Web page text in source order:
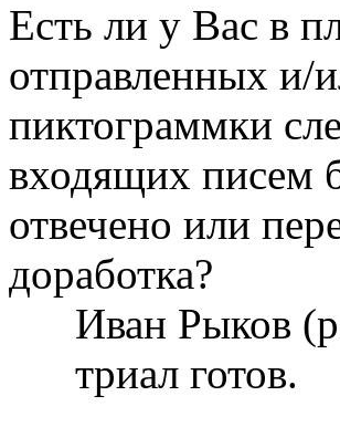
Есть ли у Вас в
отправленных и/
пиктограммки
входящих писем
отвечено или
доработка?
Иван Рыков
триал готов.